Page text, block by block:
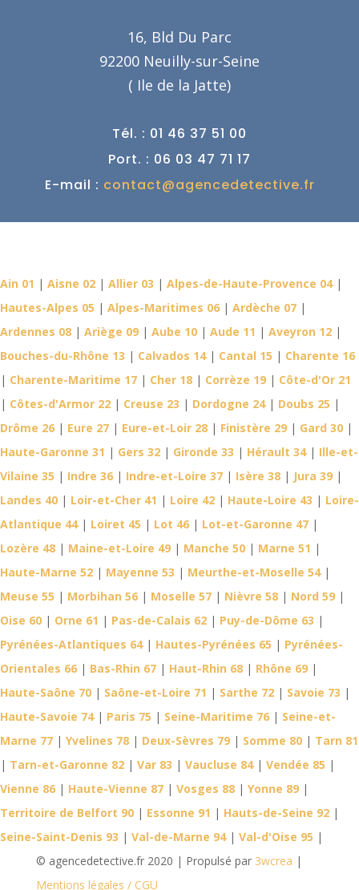
16, Bld Du Parc
92200 Neuilly-sur-Seine
( Ile de la Jatte)
Tél. : 01 46 37 51 00
Port. : 06 03 47 71 17
E-mail : contact@agencedetective.fr
Ain 01 | Aisne 02 | Allier 03 | Alpes-de-Haute-Provence 04|
Hautes-Alpes 05 | Alpes-Maritimes 06 | Ardèche 07 |
Ardennes 08 | Ariège 09 | Aube 10 | Aude 11 | Aveyron 12 |
Bouches-du-Rhône 13 | Calvados 14| Cantal 15 | Charente 16
| Charente-Maritime 17 | Cher 18 | Corrèze 19 | Côte-d'Or 21
| Côtes-d'Armor 22 | Creuse 23 | Dordogne 24| Doubs 25 |
Drôme 26 | Eure 27 | Eure-et-Loir 28 | Finistère 29 | Gard 30 |
Haute-Garonne 31 | Gers 32 | Gironde 33 | Hérault 34| Ille-et-
Vilaine 35 | Indre 36 | Indre-et-Loire 37 | Isère 38 | Jura 39 |
Landes 40 | Loir-et-Cher 41 | Loire 42 | Haute-Loire 43 | Loire-
Atlantique 44| Loiret 45 | Lot 46 | Lot-et-Garonne 47 |
Lozère 48 | Maine-et-Loire 49 | Manche 50 | Marne 51 |
Haute-Marne 52 | Mayenne 53 | Meurthe-et-Moselle 54|
Meuse 55 | Morbihan 56 | Moselle 57 | Nièvre 58 | Nord 59 |
Oise 60 | Orne 61 | Pas-de-Calais 62 | Puy-de-Dôme 63 |
Pyrénées-Atlantiques 64| Hautes-Pyrénées 65 | Pyrénées-
Orientales 66 | Bas-Rhin 67 | Haut-Rhin 68 | Rhône 69 |
Haute-Saône 70 | Saône-et-Loire 71 | Sarthe 72 | Savoie 73 |
Haute-Savoie 74| Paris 75 | Seine-Maritime 76 | Seine-et-
Marne 77 | Yvelines 78 | Deux-Sèvres 79 | Somme 80 | Tarn 81
| Tarn-et-Garonne 82 | Var 83 | Vaucluse 84| Vendée 85 |
Vienne 86 | Haute-Vienne 87 | Vosges 88 | Yonne 89 |
Territoire de Belfort 90 | Essonne 91 | Hauts-de-Seine 92 |
Seine-Saint-Denis 93 | Val-de-Marne 94| Val-d'Oise 95 |
© agencedetective.fr 2020 | Propulsé par 3wcrea |
Mentions légales / CGU